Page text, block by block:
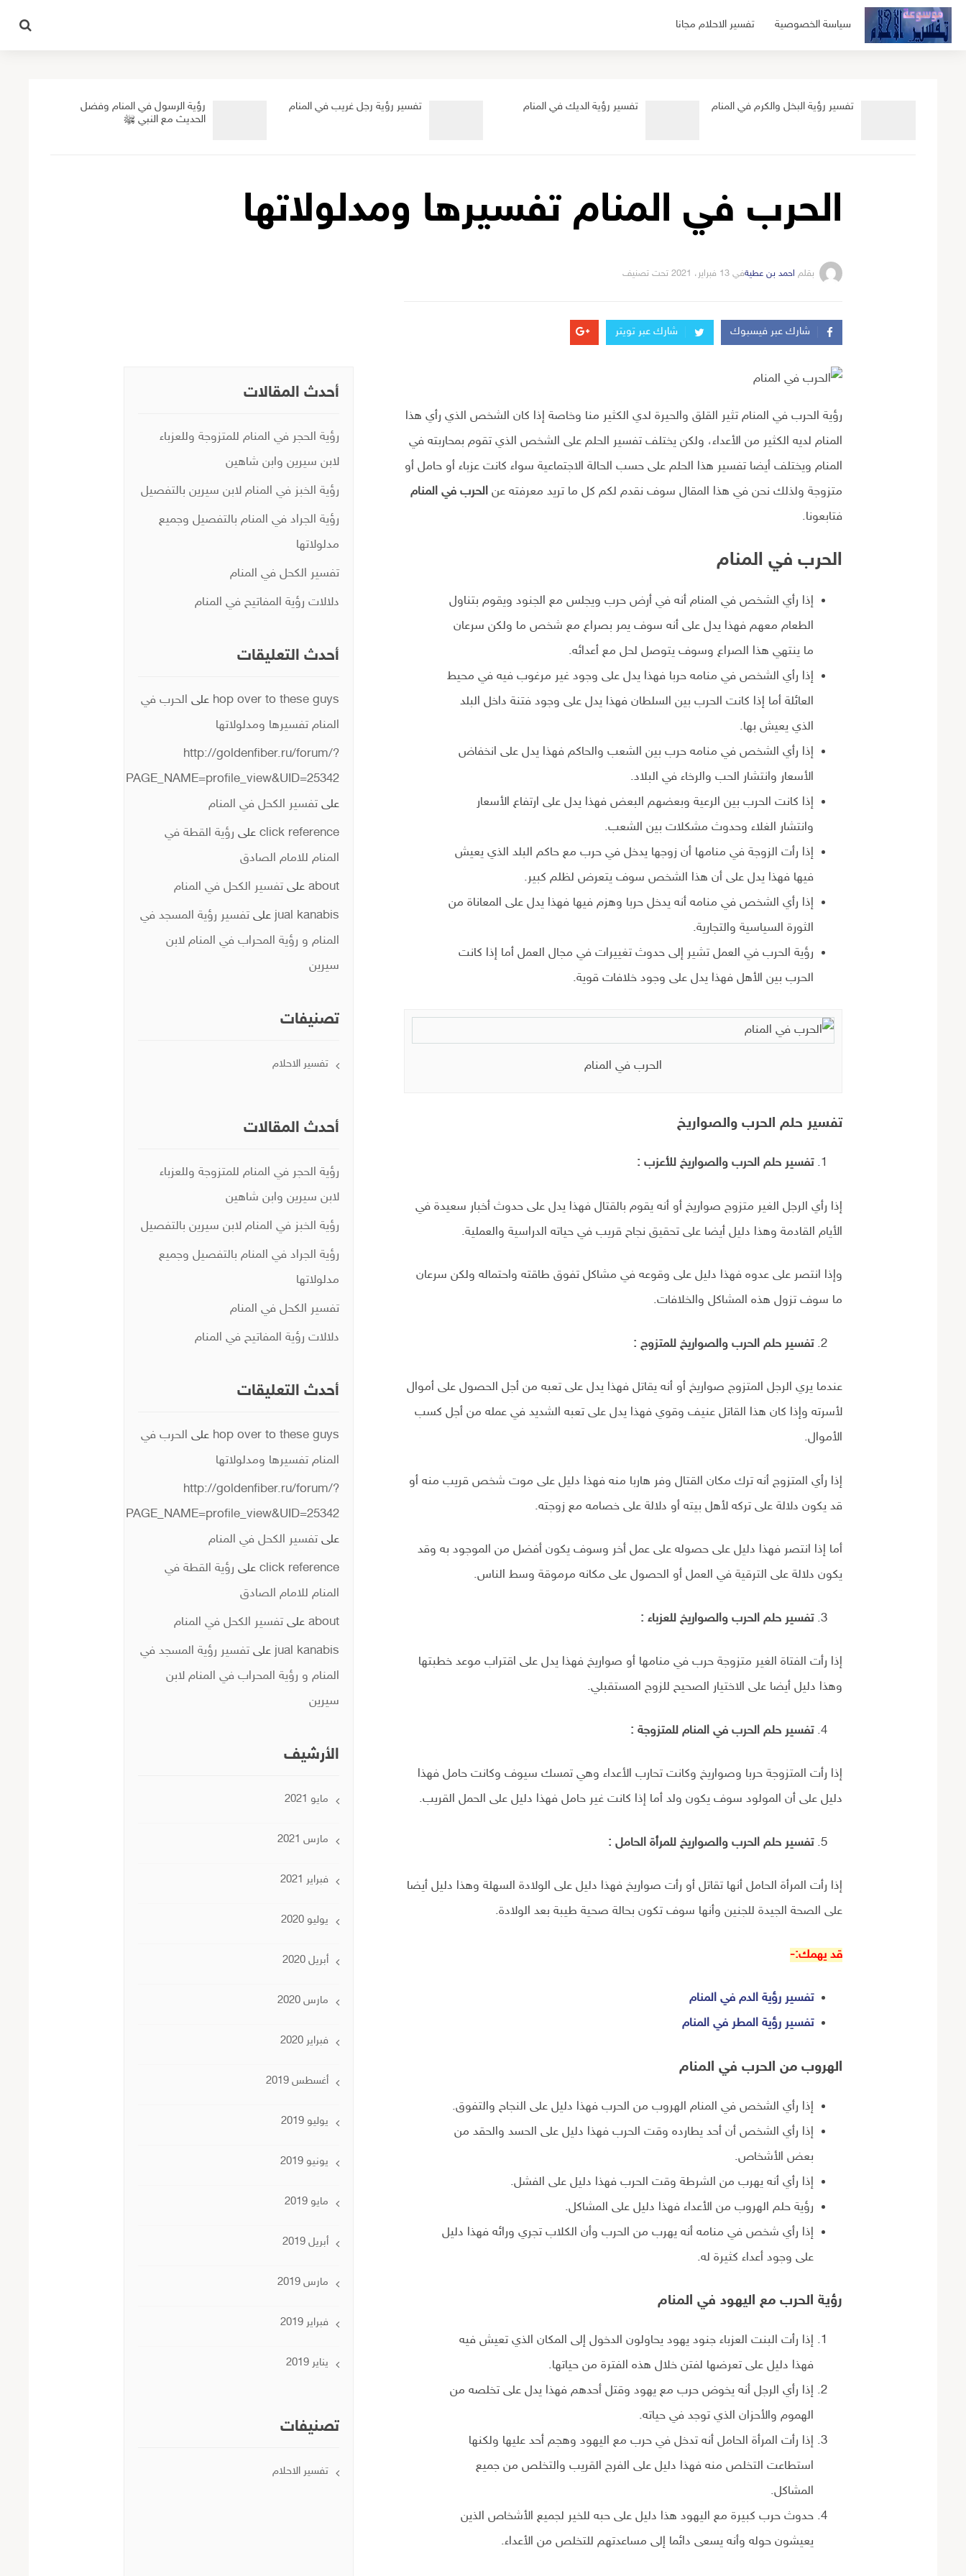
التجاوز
سياسة الخصوصية تفسير الاحلام مجانا
تفسير رؤية البخل والكرم في المنام تفسير رؤية الديك في المنام تفسير رؤية رجل غريب في المنام
رؤية الرسول في المنام وفضل
الحديث مع النبي ﷺ
الحرب في المنام تفسيرها ومدلولاتها
بقلم احمد بن عطيةفي 13 فبراير، 2021 تحت تصنيف
شارك عبر فيسبوك شارك عبر تويتر
رؤية الحرب في المنام تثير القلق والحيرة لدي الكثير منا وخاصة إذا كان الشخص الذي رأي هذا
المنام لديه الكثير من الأعداء، ولكن يختلف تفسير الحلم على الشخص الذي تقوم بمحاربته في
المنام ويختلف أيضا تفسير هذا الحلم على حسب الحالة الاجتماعية سواء كانت عزباء أو حامل أو
متزوجة ولذلك نحن في هذا المقال سوف نقدم لكم كل ما تريد معرفته عن الحرب في المنام
فتابعونا.
الحرب في المنام
إذا رأي الشخص في المنام أنه في أرض حرب ويجلس مع الجنود ويقوم بتناول
الطعام معهم فهذا يدل على أنه سوف يمر بصراع مع شخص ما ولكن سرعان
ما ينتهي هذا الصراع وسوف يتوصل لحل مع أعدائه.
إذا رأي الشخص في منامه حربا فهذا يدل على وجود غير مرغوب فيه في محيط
العائلة أما إذا كانت الحرب بين السلطان فهذا يدل على وجود فتنة داخل البلد
الذي يعيش بها.
إذا رأي الشخص في منامه حرب بين الشعب والحاكم فهذا يدل على انخفاض
الأسعار وانتشار الحب والرخاء في البلاد.
إذا كانت الحرب بين الرعية وبعضهم البعض فهذا يدل على ارتفاع الأسعار
وانتشار الغلاء وحدوث مشكلات بين الشعب.
إذا رأت الزوجة في منامها أن زوجها يدخل في حرب مع حاكم البلد الذي يعيش
فيها فهذا يدل على أن هذا الشخص سوف يتعرض لظلم كبير.
إذا رأي الشخص في منامه أنه يدخل حربا وهزم فيها فهذا يدل على المعاناة من
الثورة السياسية والتجارية.
رؤية الحرب في العمل تشير إلى حدوث تغييرات في مجال العمل أما إذا كانت
الحرب بين الأهل فهذا يدل على وجود خلافات قوية.
الحرب في المنام
تفسير حلم الحرب والصواريخ
تفسير حلم الحرب والصواريخ للأعزب :
إذا رأي الرجل الغير متزوج صواريخ أو أنه يقوم بالقتال فهذا يدل على حدوث أخبار سعيدة في
الأيام القادمة وهذا دليل أيضا على تحقيق نجاح قريب في حياته الدراسية والعملية.
وإذا انتصر على عدوه فهذا دليل على وقوعه في مشاكل تفوق طاقته واحتماله ولكن سرعان
ما سوف تزول هذه المشاكل والخلافات.
تفسير حلم الحرب والصواريخ للمتزوج :
عندما يري الرجل المتزوج صواريخ أو أنه يقاتل فهذا يدل على تعبه من أجل الحصول على أموال
لأسرته وإذا كان هذا القاتل عنيف وقوي فهذا يدل على تعبه الشديد في عمله من أجل كسب
الأموال.
إذا رأي المتزوج أنه ترك مكان القتال وفر هاربا منه فهذا دليل على موت شخص قريب منه أو
قد يكون دلالة على تركه لأهل بيته أو دلالة على خصامه مع زوجته.
أما إذا انتصر فهذا دليل على حصوله على عمل أخر وسوف يكون أفضل من الموجود به وقد
يكون دلالة على الترقية في العمل أو الحصول على مكانه مرموقة وسط الناس.
تفسير حلم الحرب والصواريخ للعزباء :
إذا رأت الفتاة الغير متزوجة حرب في منامها أو صواريخ فهذا يدل على اقتراب موعد خطبتها
وهذا دليل أيضا على الاختيار الصحيح للزوج المستقبلي.
تفسير حلم الحرب في المنام للمتزوجة :
إذا رأت المتزوجة حربا وصواريخ وكانت تحارب الأعداء وهي تمسك سيوف وكانت حامل فهذا
دليل على أن المولود سوف يكون ولد أما إذا كانت غير حامل فهذا دليل على الحمل القريب.
تفسير حلم الحرب والصواريخ للمرأة الحامل :
إذا رأت المرأة الحامل أنها تقاتل أو رأت صواريخ فهذا دليل على الولادة السهلة وهذا دليل أيضا
على الصحة الجيدة للجنين وأنها سوف تكون بحالة صحية طيبة بعد الولادة.
قد يهمك:-
تفسير رؤية الدم في المنام
تفسير رؤية المطر في المنام
الهروب من الحرب في المنام
إذا رأي الشخص في المنام الهروب من الحرب فهذا دليل على النجاح والتفوق.
إذا رأي الشخص أن أحد يطارده وقت الحرب فهذا دليل على الحسد والحقد من
بعض الأشخاص.
إذا رأي أنه يهرب من الشرطة وقت الحرب فهذا دليل على الفشل.
رؤية حلم الهروب من الأعداء فهذا دليل على المشاكل.
إذا رأي شخص في منامه أنه يهرب من الحرب وأن الكلاب تجري ورائه فهذا دليل
على وجود أعداء كثيرة له.
رؤية الحرب مع اليهود في المنام
إذا رأت البنت العزباء جنود يهود يحاولون الدخول إلى المكان الذي تعيش فيه
فهذا دليل على تعرضها لفتن خلال هذه الفترة من حياتها.
إذا رأي الرجل أنه يخوض حرب مع يهود وقتل أحدهم فهذا يدل على تخلصه من
الهموم والأحزان الذي توجد في حياته.
إذا رأت المرأة الحامل أنه تدخل في حرب مع اليهود وهجم أحد عليها ولكنها
استطاعت التخلص منه فهذا دليل على الفرج القريب والتخلص من جميع
المشاكل.
حدوث حرب كبيرة مع اليهود هذا دليل على حبه للخير لجميع الأشخاص الذين
يعيشون حوله وأنه يسعى دائما إلى مساعدتهم للتخلص من الأعداء.
أحدث المقالات
رؤية الحجر في المنام للمتزوجة وللعزباء
لابن سيرين وابن شاهين
رؤية الخبز في المنام لابن سيرين بالتفصيل
رؤية الجراد في المنام بالتفصيل وجميع
مدلولاتها
تفسير الكحل في المنام
دلالات رؤية المفاتيح في المنام
أحدث التعليقات
hop over to these guys على الحرب في
المنام تفسيرها ومدلولاتها
http://goldenfiber.ru/forum/?
PAGE_NAME=profile_view&UID=25342
على تفسير الكحل في المنام
click referenceعلى رؤية القطة في
المنام للامام الصادق
aboutعلى تفسير الكحل في المنام
jual kanabis على تفسير رؤية المسجد في
المنام و رؤية المحراب في المنام لابن
سيرين
تصنيفات
تفسير الاحلام
أحدث المقالات
رؤية الحجر في المنام للمتزوجة وللعزباء
لابن سيرين وابن شاهين
رؤية الخبز في المنام لابن سيرين بالتفصيل
رؤية الجراد في المنام بالتفصيل وجميع
مدلولاتها
تفسير الكحل في المنام
دلالات رؤية المفاتيح في المنام
أحدث التعليقات
hop over to these guys على الحرب في
المنام تفسيرها ومدلولاتها
http://goldenfiber.ru/forum/?
PAGE_NAME=profile_view&UID=25342
على تفسير الكحل في المنام
click referenceعلى رؤية القطة في
المنام للامام الصادق
aboutعلى تفسير الكحل في المنام
jual kanabis على تفسير رؤية المسجد في
المنام و رؤية المحراب في المنام لابن
سيرين
الأرشيف
مايو 2021
مارس 2021
فبراير 2021
يوليو 2020
أبريل 2020
مارس 2020
فبراير 2020
أغسطس 2019
يوليو 2019
يونيو 2019
مايو 2019
أبريل 2019
مارس 2019
فبراير 2019
يناير 2019
تصنيفات
تفسير الاحلام